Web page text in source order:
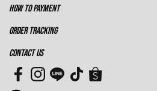
HOW TO PAYMENT
ORDER TRACKING
CONTACT US